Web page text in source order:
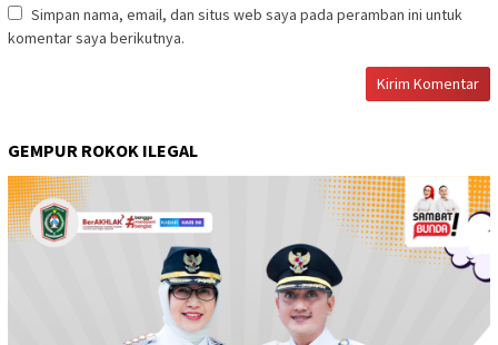
Simpan nama, email, dan situs web saya pada peramban ini untuk
komentar saya berikutnya.
GEMPUR ROKOK ILEGAL